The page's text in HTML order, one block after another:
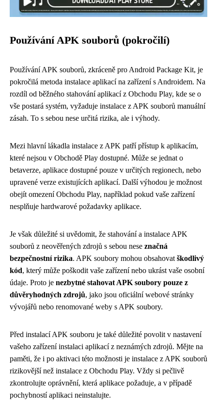
Používání APK souborů (pokročilí)
Používání APK souborů, zkráceně pro Android Package Kit, je
pokročilá metoda instalace aplikací na zařízení s Androidem. Na
rozdíl od běžného stahování aplikací z Obchodu Play, kde se o
vše postará systém, vyžaduje instalace z APK souborů manuální
zásah. To s sebou nese určitá rizika, ale i výhody.
Mezi hlavní lákadla instalace z APK patří přístup k aplikacím,
které nejsou v Obchodě Play dostupné. Může se jednat o
betaverze, aplikace dostupné pouze v určitých regionech, nebo
upravené verze existujících aplikací. Další výhodou je možnost
obejít omezení Obchodu Play, například pokud vaše zařízení
nesplňuje hardwarové požadavky aplikace.
Je však důležité si uvědomit, že stahování a instalace APK
souborů z neověřených zdrojů s sebou nese značná
bezpečnostní rizika. APK soubory mohou obsahovat škodlivý
kód, který může poškodit vaše zařízení nebo ukrást vaše osobní
údaje. Proto je nezbytné stahovat APK soubory pouze z
důvěryhodných zdrojů, jako jsou oficiální webové stránky
vývojářů nebo renomované weby s APK soubory.
Před instalací APK souboru je také důležité povolit v nastavení
vašeho zařízení instalaci aplikací z neznámých zdrojů. Mějte na
paměti, že i po aktivaci této možnosti je instalace z APK souborů
rizikovější než instalace z Obchodu Play. Vždy si pečlivě
zkontrolujte oprávnění, která aplikace požaduje, a v případě
pochybností aplikaci neinstalujte.